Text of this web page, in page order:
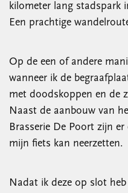
kilometer lang stadspark
Een prachtige
Op de een of andere
wanneer ik de
met doodskoppen en de
Naast de aanbouw van
Brasserie De Poort zijn
mijn fiets kan neerzetten.
Nadat ik deze op slot